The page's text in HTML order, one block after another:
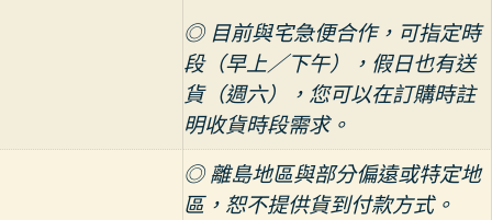
◎ 目前與宅急便合作，可指定時
段（早上／下午），假日也有送
貨（週六），您可以在訂購時註
明收貨時段需求。
◎ 離島地區與部分偏遠或特定地
區，恕不提供貨到付款方式。